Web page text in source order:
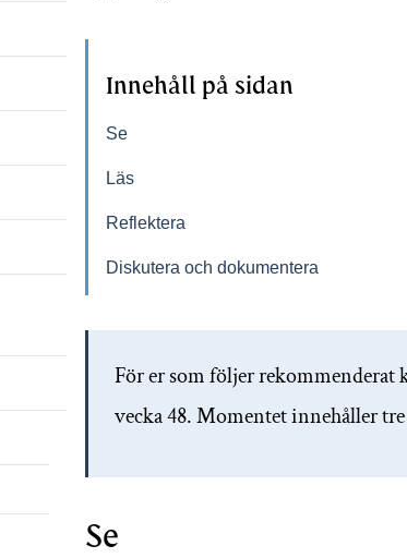
Innehåll på sidan
Se
Läs
Reflektera
Diskutera och dokumentera
För er som följer
vecka 48. Momentet innehåller
Se